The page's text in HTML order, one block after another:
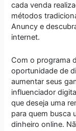
cada venda
métodos
Anuncy e
internet.
Com o programa
oportunidade de
aumentar seus
influenciador
que deseja uma
para quem busca
dinheiro online.